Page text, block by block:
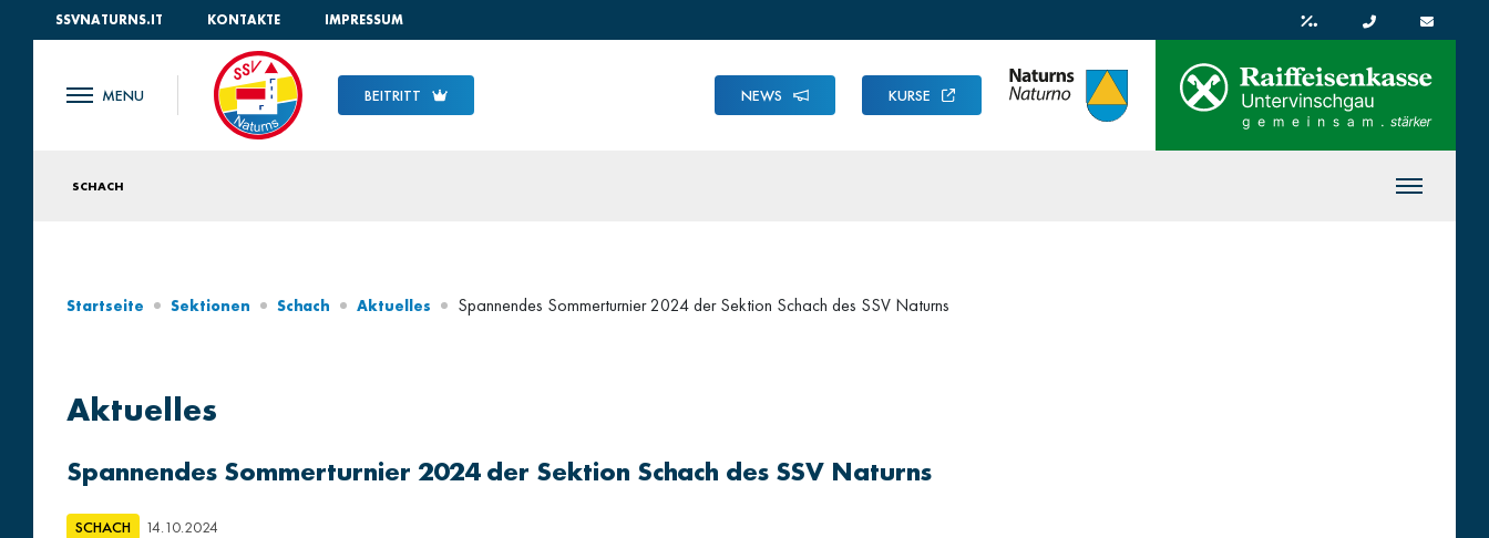
SSVNATURNS.IT KONTAKTE IMPRESSUM
BEITRITT NEWS KURSE
SCHACH
Startseite Sektionen Schach Aktuelles Spannendes Sommerturnier 2024 der Sektion Schach des SSV Naturns
Aktuelles
Spannendes Sommerturnier 2024 der Sektion Schach des SSV Naturns
SCHACH 14.10.2024